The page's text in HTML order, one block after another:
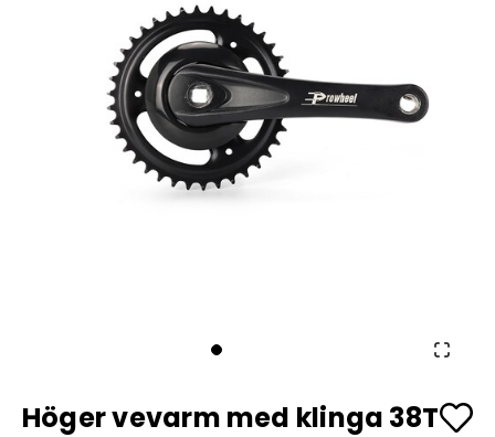
Höger vevarm med klinga 38T